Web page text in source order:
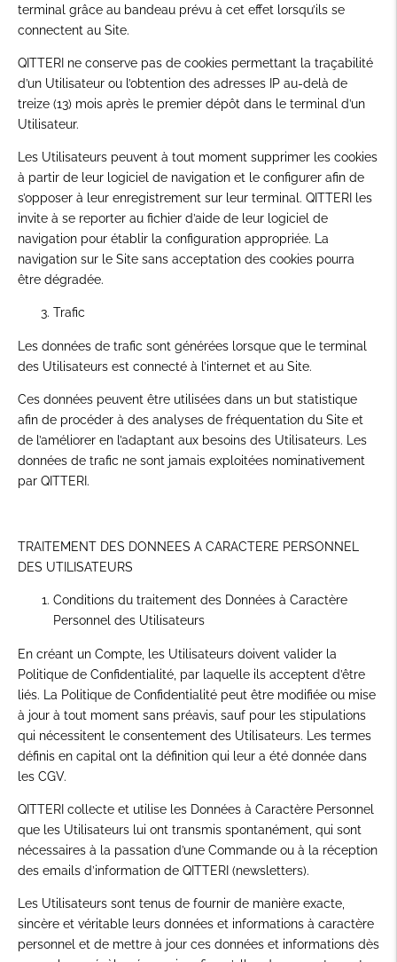
terminal grâce au bandeau prévu à cet effet lorsqu’ils se
connectent au Site.
QITTERI ne conserve pas de cookies permettant la traçabilité
d’un Utilisateur ou l’obtention des adresses IP au-delà de
treize (13) mois après le premier dépôt dans le terminal d’un
Utilisateur.
Les Utilisateurs peuvent à tout moment supprimer les cookies
à partir de leur logiciel de navigation et le configurer afin de
s’opposer à leur enregistrement sur leur terminal. QITTERI les
invite à se reporter au fichier d’aide de leur logiciel de
navigation pour établir la configuration appropriée. La
navigation sur le Site sans acceptation des cookies pourra
être dégradée.
Trafic
Les données de trafic sont générées lorsque que le terminal
des Utilisateurs est connecté à l’internet et au Site.
Ces données peuvent être utilisées dans un but statistique
afin de procéder à des analyses de fréquentation du Site et
de l’améliorer en l’adaptant aux besoins des Utilisateurs. Les
données de trafic ne sont jamais exploitées nominativement
par QITTERI.
TRAITEMENT DES DONNEES A CARACTERE PERSONNEL
DES UTILISATEURS
Conditions du traitement des Données à Caractère
Personnel des Utilisateurs
En créant un Compte, les Utilisateurs doivent valider la
Politique de Confidentialité, par laquelle ils acceptent d’être
liés. La Politique de Confidentialité peut être modifiée ou mise
à jour à tout moment sans préavis, sauf pour les stipulations
qui nécessitent le consentement des Utilisateurs. Les termes
définis en capital ont la définition qui leur a été donnée dans
les CGV.
QITTERI collecte et utilise les Données à Caractère Personnel
que les Utilisateurs lui ont transmis spontanément, qui sont
nécessaires à la passation d’une Commande ou à la réception
des emails d’information de QITTERI (newsletters).
Les Utilisateurs sont tenus de fournir de manière exacte,
sincère et véritable leurs données et informations à caractère
personnel et de mettre à jour ces données et informations dès